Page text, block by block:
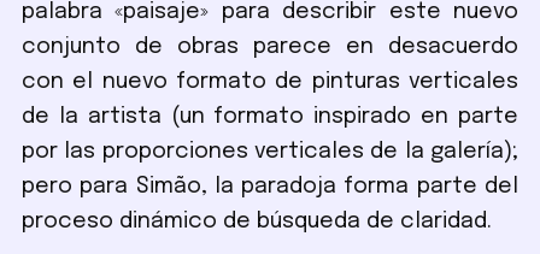
palabra «paisaje» para describir este nuevo
conjunto de obras parece en desacuerdo
con el nuevo formato de pinturas verticales
de la artista (un formato inspirado en parte
por las proporciones verticales de la galería);
pero para Simão, la paradoja forma parte del
proceso dinámico de búsqueda de claridad.